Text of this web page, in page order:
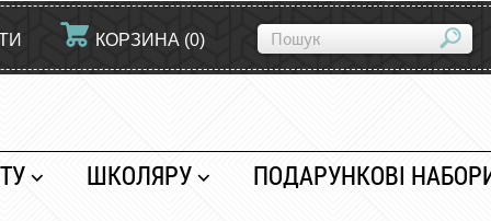
КОРЗИНА (0)
ШКОЛЯРУ ПОДАРУНКОВІ